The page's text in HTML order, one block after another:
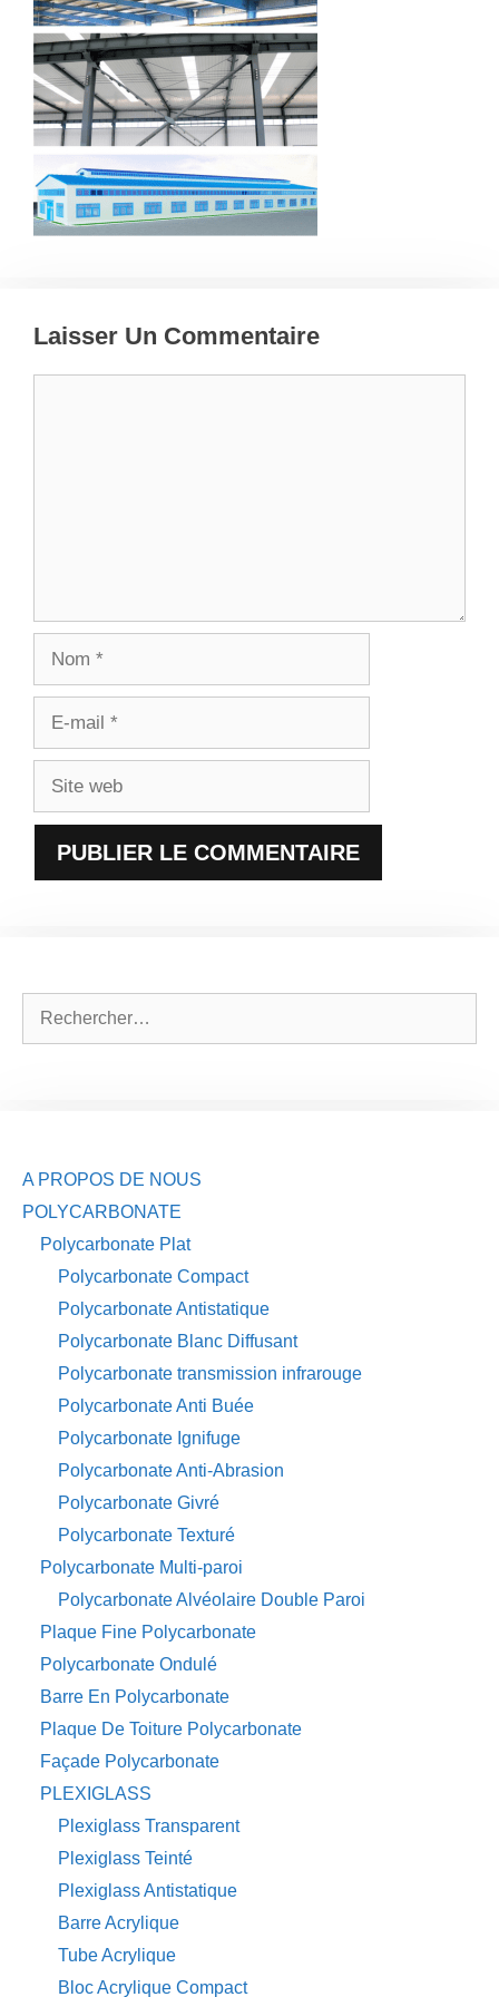
Laisser Un Commentaire
A PROPOS DE NOUS
POLYCARBONATE
Polycarbonate Plat
Polycarbonate Compact
Polycarbonate Antistatique
Polycarbonate Blanc Diffusant
Polycarbonate transmission infrarouge
Polycarbonate Anti Buée
Polycarbonate Ignifuge
Polycarbonate Anti-Abrasion
Polycarbonate Givré
Polycarbonate Texturé
Polycarbonate Multi-paroi
Polycarbonate Alvéolaire Double Paroi
Plaque Fine Polycarbonate
Polycarbonate Ondulé
Barre En Polycarbonate
Plaque De Toiture Polycarbonate
Façade Polycarbonate
PLEXIGLASS
Plexiglass Transparent
Plexiglass Teinté
Plexiglass Antistatique
Barre Acrylique
Tube Acrylique
Bloc Acrylique Compact